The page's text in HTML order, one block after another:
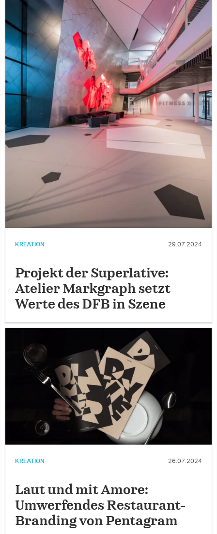
KREATION 29.07.2024
Projekt der Superlative:
Atelier Markgraph setzt
Werte des DFB in Szene
KREATION 26.07.2024
Laut und mit Amore:
Umwerfendes Restaurant-
Branding von Pentagram